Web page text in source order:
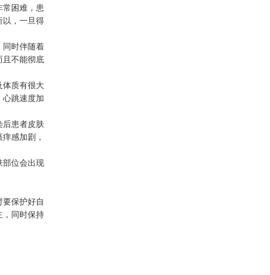
常困难，患
以，一旦得
同时伴随着
且不能彻底
体质有很大
心跳速度加
后患者皮肤
感加剧，
部位会出现
要保护好自
，同时保持